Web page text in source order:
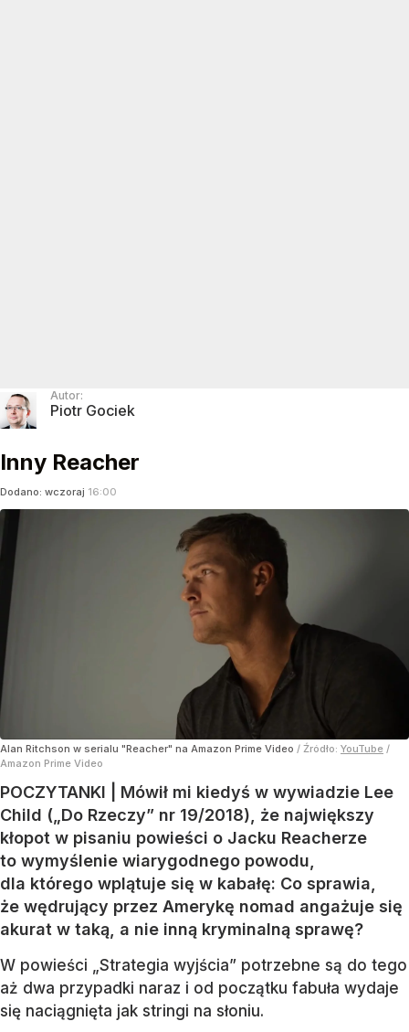
Autor:
Piotr Gociek
Inny Reacher
Dodano: wczoraj 16:00
Alan Ritchson w serialu "Reacher" na Amazon Prime Video / Źródło: YouTube /
Amazon Prime Video
POCZYTANKI | Mówił mi kiedyś w wywiadzie Lee
Child („Do Rzeczy” nr 19/2018), że największy
kłopot w pisaniu powieści o Jacku Reacherze
to wymyślenie wiarygodnego powodu,
dla którego wplątuje się w kabałę: Co sprawia,
że wędrujący przez Amerykę nomad angażuje się
akurat w taką, a nie inną kryminalną sprawę?
W powieści „Strategia wyjścia” potrzebne są do tego
aż dwa przypadki naraz i od początku fabuła wydaje
się naciągnięta jak stringi na słoniu.